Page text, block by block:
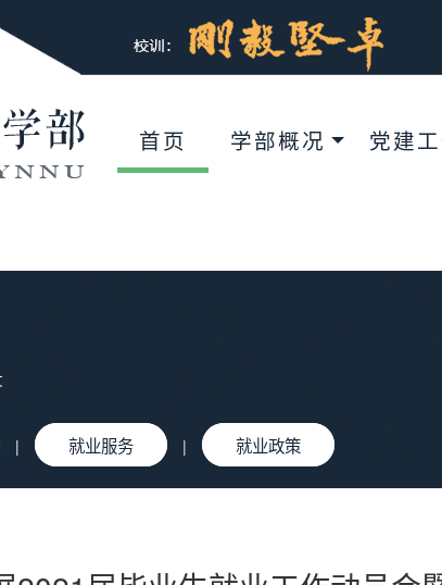
首页 学部概况 党建
| 就业服务 | 就业政策